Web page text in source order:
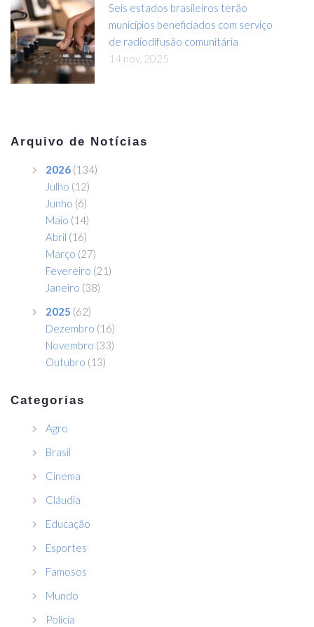
Seis estados brasileiros terão
municípios beneficiados com serviço
de radiodifusão comunitária
14 nov, 2025
Arquivo de Notícias
2026 (134)
Julho (12)
Junho (6)
Maio (14)
Abril (16)
Março (27)
Fevereiro (21)
Janeiro (38)
2025 (62)
Dezembro (16)
Novembro (33)
Outubro (13)
Categorias
Agro
Brasil
Cinema
Cláudia
Educação
Esportes
Famosos
Mundo
Polícia